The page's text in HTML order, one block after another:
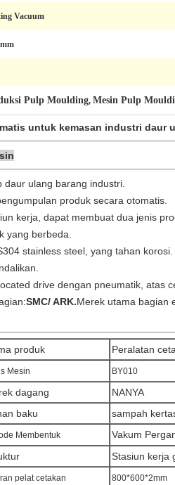
Vacuum
Pulp Moulding, Mesin Pulp
untuk kemasan industri daur
ulang barang industri.
produk secara otomatis.
kerja, dapat membuat dua jenis
yang berbeda.
stainless steel, yang tahan korosi.
drive dengan pneumatik, atas
SMC/ ARK.Merek utama bagian
produk Peralatan
Mesin BY010
dagang
NANYA
baku
sampah
Membentuk
Vakum
Stasiun kerja
pelat cetakan 800*600*2mm